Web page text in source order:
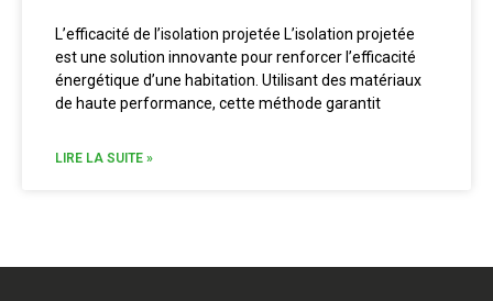
L’efficacité de l’isolation projetée L’isolation projetée
est une solution innovante pour renforcer l’efficacité
énergétique d’une habitation. Utilisant des matériaux
de haute performance, cette méthode garantit
LIRE LA SUITE »